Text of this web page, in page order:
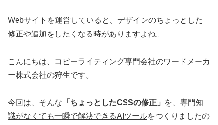
Webサイトを運営していると、デザインのちょっとした
修正や追加をしたくなる時がありますよね。
こんにちは、コピーライティング専門会社のワードメーカ
ー株式会社の狩生です。
今回は、そんな 「ちょっとしたCSSの修正」 を、 専門知
識がなくても一瞬で解決できるAIツールをつくりましたの